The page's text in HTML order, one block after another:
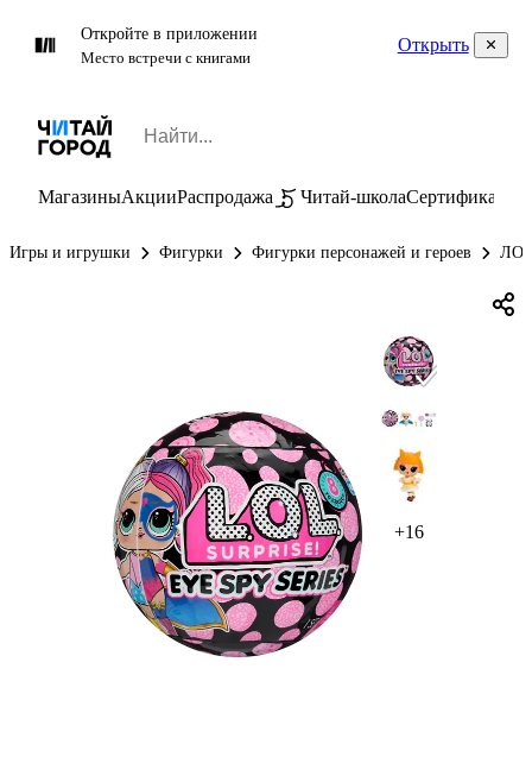
Откройте в приложении
Место встречи с книгами
Открыть
МагазиныАкцииРаспродажа Читай-школаСертификаты
Игры и игрушки Фигурки Фигурки персонажей и героев ЛОЛ
+16